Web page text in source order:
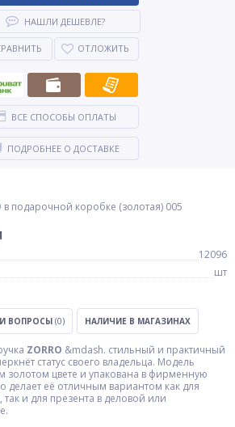
в подарочной коробке (золотая) 005
НАШЛИ ДЕШЕВЛЕ?
ОТЛОЖИТЬ
ВСЕ СПОСОБЫ ОПЛАТЫ
ПОДРОБНЕЕ О ДОСТАВКЕ
12096
шт
ВОПРОСЫ (0) НАЛИЧИЕ В МАГАЗИНАХ
ZORRO &mdash. стильный и практичный
статус своего владельца. Модель
золотом цвете и упакована в фирменную
делает её отличным вариантом как для
и для презента в деловой или